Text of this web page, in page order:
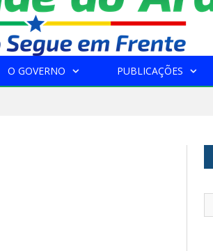
O GOVERNO PUBLICAÇÕES